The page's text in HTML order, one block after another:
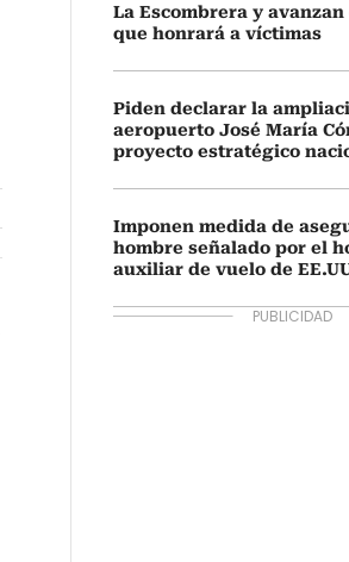
La Escombrera y
que honrará a víctimas
Piden declarar la
aeropuerto José María
proyecto estratégico
Imponen medida de
hombre señalado por el
auxiliar de vuelo de